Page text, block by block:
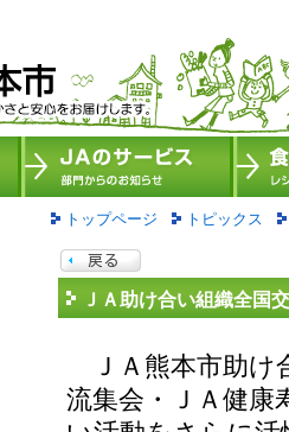
トップページ トピックス
ＪＡ助け合い組織全国
ＪＡ熊本市助け
流集会・ＪＡ健康